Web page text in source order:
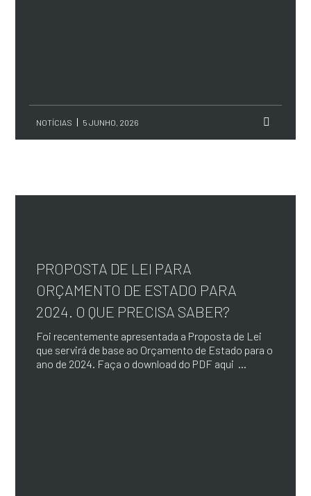
NOTÍCIAS 5 JUNHO, 2026
PROPOSTA DE LEI PARA
ORÇAMENTO DE ESTADO PARA
2024. O QUE PRECISA SABER?
Foi recentemente apresentada a Proposta de Lei
que servirá de base ao Orçamento de Estado para o
ano de 2024. Faça o download do PDF aqui ...